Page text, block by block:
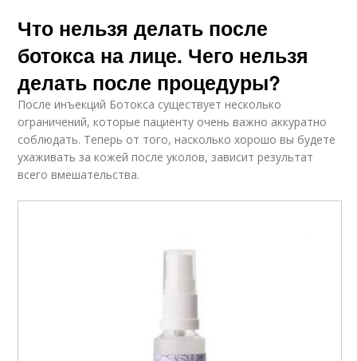
Что нельзя делать после
ботокса на лице. Чего нельзя
делать после процедуры?
После инъекций Ботокса существует несколько
ограничений, которые пациенту очень важно аккуратно
соблюдать. Теперь от того, насколько хорошо вы будете
ухаживать за кожей после уколов, зависит результат
всего вмешательства.